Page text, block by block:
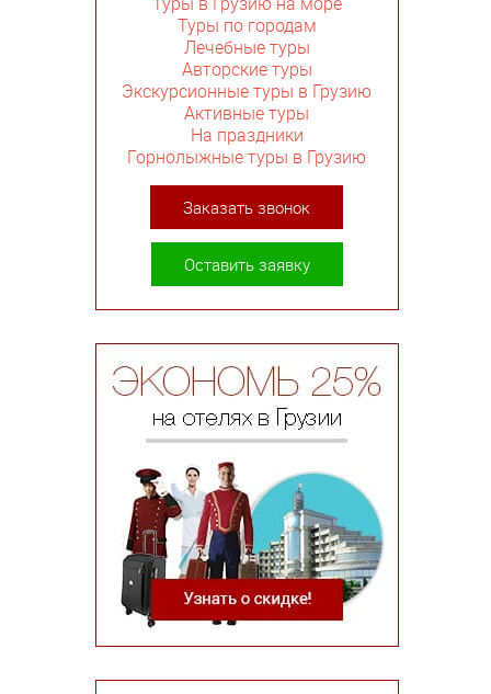
Туры по городам
Лечебные туры
Авторские туры
Экскурсионные туры в Грузию
Активные туры
На праздники
Горнолыжные туры в Грузию
Заказать звонок
Оставить заявку